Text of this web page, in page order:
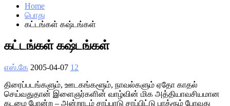
Home
பொது
கட்டங்கள் கஷ்டங்கள்
கட்டங்கள் கஷ்டங்கள்
எஸ்.கே 2005-04-07 12
திரைப்படங்களும், ஊடகங்களூம், நாவல்களும் ஏதோ காதல்
செய்வதுதான் இளைஞர்களின் வாழ்வின் மிக அத்தியாவசியமான
கடமை போன்ற – அன்றாடம் சாப்பாடு சாப்பிட்டு பாத்ரூம் போவது